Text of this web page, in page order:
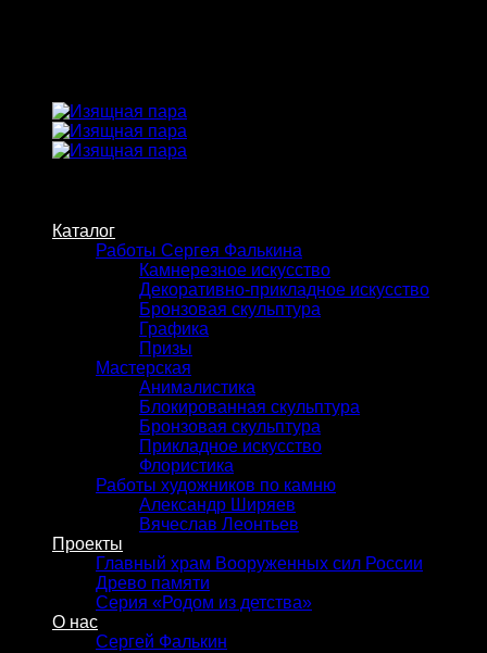
Каталог
Работы Сергея Фалькина
Камнерезное искусство
Декоративно-прикладное искусство
Бронзовая скульптура
Графика
Призы
Мастерская
Анималистика
Блокированная скульптура
Бронзовая скульптура
Прикладное искусство
Флористика
Работы художников по камню
Александр Ширяев
Вячеслав Леонтьев
Проекты
Главный храм Вооруженных сил России
Древо памяти
Серия «Родом из детства»
О нас
Сергей Фалькин